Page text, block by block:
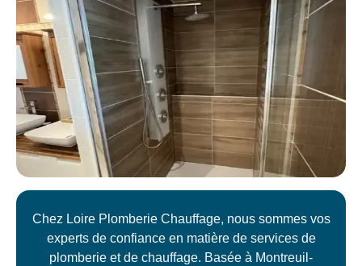
Chez Loire Plomberie Chauffage, nous sommes vos
experts de confiance en matière de services de
plomberie et de chauffage. Basée à Montreuil-